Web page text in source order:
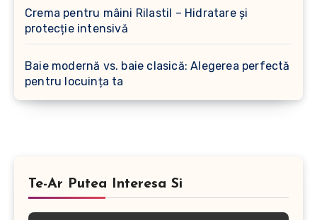
Crema pentru mâini Rilastil – Hidratare și
protecție intensivă
Baie modernă vs. baie clasică: Alegerea perfectă
pentru locuința ta
Te-Ar Putea Interesa Si